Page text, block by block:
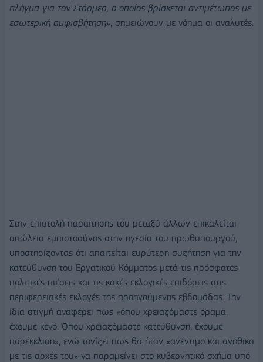
πλήγμα για τον Στάρμερ, ο οποίος βρίσκεται αντιμέτωπος με
εσωτερική αμφισβήτηση», σημειώνουν με νόημα οι αναλυτές.
Στην επιστολή παραίτησης του μεταξύ άλλων επικαλείται
απώλεια εμπιστοσύνης στην ηγεσία του πρωθυπουργού,
υποστηρίζοντας ότι απαιτείται ευρύτερη συζήτηση για την
κατεύθυνση του Εργατικού Κόμματος μετά τις πρόσφατες
πολιτικές πιέσεις και τις κακές εκλογικές επιδόσεις στις
περιφερειακές εκλογές της προηγούμενης εβδομάδας. Την
ίδια στιγμή αναφέρει πως «όπου χρειαζόμαστε όραμα,
έχουμε κενό. Όπου χρειαζόμαστε κατεύθυνση, έχουμε
παρέκκλιση», ενώ τονίζει πως θα ήταν «ανέντιμο και ανήθικο
με τις αρχές του» να παραμείνει στο κυβερνητικό σχήμα υπό